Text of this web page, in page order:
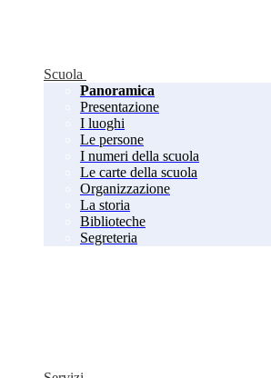
Scuola
Panoramica
Presentazione
I luoghi
Le persone
I numeri della scuola
Le carte della scuola
Organizzazione
La storia
Biblioteche
Segreteria